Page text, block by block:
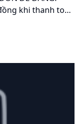
khi thanh toán
đơn VNPT